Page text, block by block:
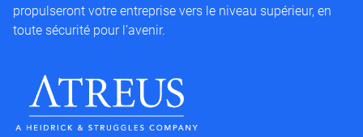
propulseront votre entreprise vers le niveau supérieur, en
toute sécurité pour l’avenir.